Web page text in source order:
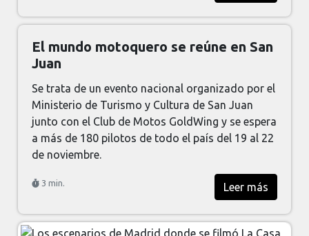
El mundo motoquero se reúne en San
Juan
Se trata de un evento nacional organizado por el
Ministerio de Turismo y Cultura de San Juan
junto con el Club de Motos GoldWing y se espera
a más de 180 pilotos de todo el país del 19 al 22
de noviembre.
3 min. Leer más